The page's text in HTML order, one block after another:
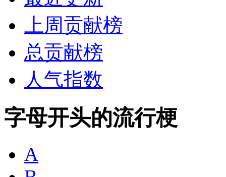
上周贡献榜
总贡献榜
人气指数
字母开头的流行梗
A